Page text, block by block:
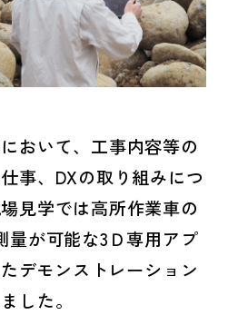
おいて、工事内容等の
事、DXの取り組みにつ
見学では高所作業車の
量が可能な3Ｄ専用アプ
デモンストレーション
した。